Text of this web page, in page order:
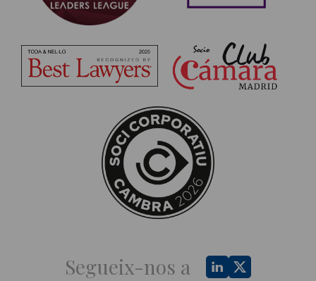
Segueix-nos a